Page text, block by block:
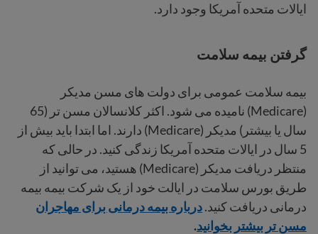
ایالات متحده آمریکا وجود دارد.
گرفتن بیمه سلامت
بیمه سلامت عمومی برای دولت های مسن مدیکر
(Medicare) نامیده می شود. اکثر کلانسالان مسن تر (65
سال یا بیشتر) مدیکر (Medicare) دارند. اما ابتدا باید بیش از
5 سال در ایالات متحده آمریکا زندگی کنید. در حالی که
منتظر دریافت مدیکر (Medicare) هستید، می توانید از
طریق بورس سلامت در ایالت خود از یک شرکت بیمه بیمه
درمانی دریافت کنید.درباره بیمه درمانی برای مهاجران
مسن تر بیشتر بخوانید.